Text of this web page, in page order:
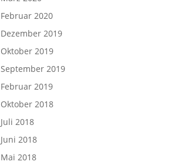
Februar 2020
Dezember 2019
Oktober 2019
September 2019
Februar 2019
Oktober 2018
Juli 2018
Juni 2018
Mai 2018